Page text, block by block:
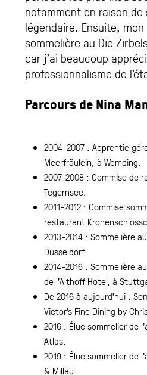
notamment en raison de
légendaire. Ensuite,
sommelière au Die
car j’ai beaucoup
professionnalisme de
Parcours de Nina
2004-2007 : Apprentie
Meerfräulein, à Wemding.
2007-2008 : Commise de
Tegernsee.
2011-2012 : Commise
restaurant
2013-2014 : Sommelière
Düsseldorf.
2014-2016 : Sommelière
de l’Althoff Hotel, à
De 2016 à aujourd’hui :
Victor’s Fine Dining by
2016 : Élue sommelier de
Atlas.
2019 : Élue sommelier de
& Millau.